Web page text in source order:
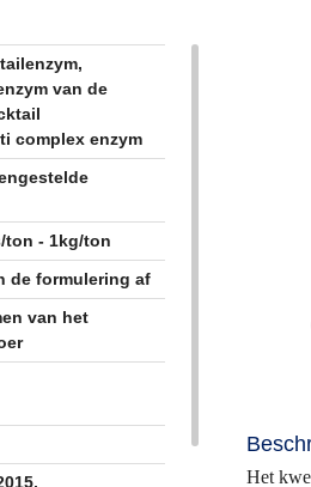
,
van de
complex enzym
ton - 1kg/ton
de formulering af
van het
Het